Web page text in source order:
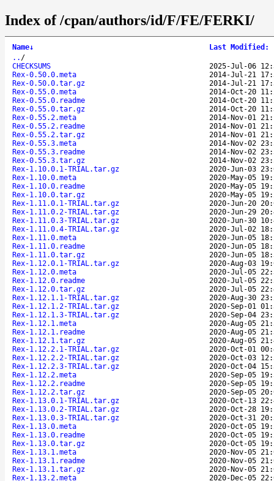
Index of /cpan/authors/id/F/FE/FERKI/
Name↓ Last Modified :
.. /
CHECKSUMS
2025-Jul-06
Rex-0.50.0.meta
2014-Jul-21
Rex-0.50.0.tar.gz
2014-Jul-21
Rex-0.55.0.meta
2014-Oct-20
Rex-0.55.0.readme
2014-Oct-20
Rex-0.55.0.tar.gz
2014-Oct-20
Rex-0.55.2.meta
2014-Nov-01
Rex-0.55.2.readme
2014-Nov-01
Rex-0.55.2.tar.gz
2014-Nov-01
Rex-0.55.3.meta
2014-Nov-02
Rex-0.55.3.readme
2014-Nov-02
Rex-0.55.3.tar.gz
2014-Nov-02
Rex-1.10.0.1-TRIAL.tar.gz
2020-Jun-03
Rex-1.10.0.meta
2020-May-05
Rex-1.10.0.readme
2020-May-05
Rex-1.10.0.tar.gz
2020-May-05
Rex-1.11.0.1-TRIAL.tar.gz
2020-Jun-20
Rex-1.11.0.2-TRIAL.tar.gz
2020-Jun-29
Rex-1.11.0.3-TRIAL.tar.gz
2020-Jun-30
Rex-1.11.0.4-TRIAL.tar.gz
2020-Jul-02
Rex-1.11.0.meta
2020-Jun-05
Rex-1.11.0.readme
2020-Jun-05
Rex-1.11.0.tar.gz
2020-Jun-05
Rex-1.12.0.1-TRIAL.tar.gz
2020-Aug-03
Rex-1.12.0.meta
2020-Jul-05
Rex-1.12.0.readme
2020-Jul-05
Rex-1.12.0.tar.gz
2020-Jul-05
Rex-1.12.1.1-TRIAL.tar.gz
2020-Aug-30
Rex-1.12.1.2-TRIAL.tar.gz
2020-Sep-01
Rex-1.12.1.3-TRIAL.tar.gz
2020-Sep-04
Rex-1.12.1.meta
2020-Aug-05
Rex-1.12.1.readme
2020-Aug-05
Rex-1.12.1.tar.gz
2020-Aug-05
Rex-1.12.2.1-TRIAL.tar.gz
2020-Oct-01
Rex-1.12.2.2-TRIAL.tar.gz
2020-Oct-03
Rex-1.12.2.3-TRIAL.tar.gz
2020-Oct-04
Rex-1.12.2.meta
2020-Sep-05
Rex-1.12.2.readme
2020-Sep-05
Rex-1.12.2.tar.gz
2020-Sep-05
Rex-1.13.0.1-TRIAL.tar.gz
2020-Oct-13
Rex-1.13.0.2-TRIAL.tar.gz
2020-Oct-28
Rex-1.13.0.3-TRIAL.tar.gz
2020-Oct-31
Rex-1.13.0.meta
2020-Oct-05
Rex-1.13.0.readme
2020-Oct-05
Rex-1.13.0.tar.gz
2020-Oct-05
Rex-1.13.1.meta
2020-Nov-05
Rex-1.13.1.readme
2020-Nov-05
Rex-1.13.1.tar.gz
2020-Nov-05
Rex-1.13.2.meta
2020-Dec-05